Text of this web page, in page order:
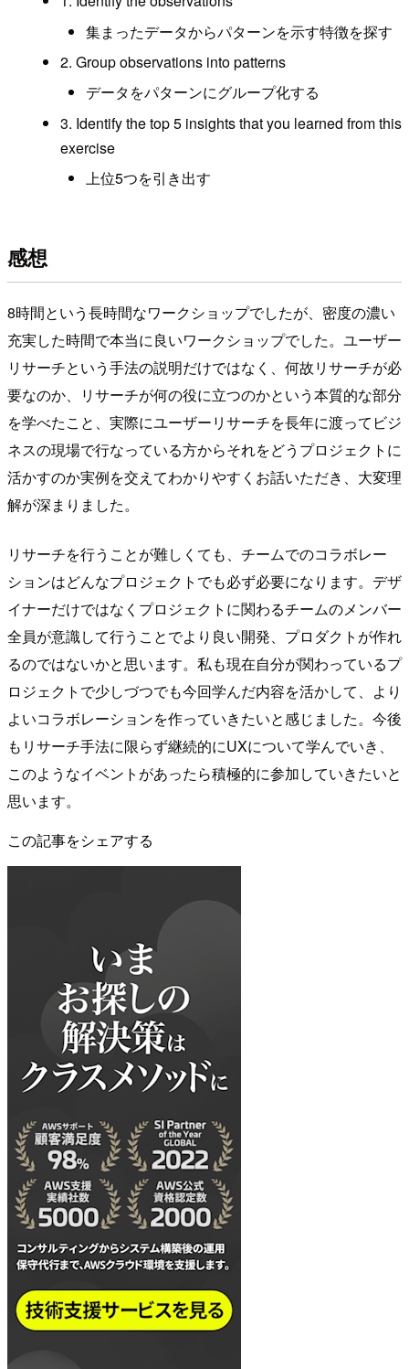
集まったデータからパターンを示す特徴を探す
2. Group observations into patterns
データをパターンにグループ化する
3. Identify the top 5 insights that you learned from this
exercise
上位5つを引き出す
感想
8時間という長時間なワークショップでしたが、密度の濃い
充実した時間で本当に良いワークショップでした。ユーザー
リサーチという手法の説明だけではなく、何故リサーチが必
要なのか、リサーチが何の役に立つのかという本質的な部分
を学べたこと、実際にユーザーリサーチを長年に渡ってビジ
ネスの現場で行なっている方からそれをどうプロジェクトに
活かすのか実例を交えてわかりやすくお話いただき、大変理
解が深まりました。
リサーチを行うことが難しくても、チームでのコラボレー
ションはどんなプロジェクトでも必ず必要になります。デザ
イナーだけではなくプロジェクトに関わるチームのメンバー
全員が意識して行うことでより良い開発、プロダクトが作れ
るのではないかと思います。私も現在自分が関わっているプ
ロジェクトで少しづつでも今回学んだ内容を活かして、より
よいコラボレーションを作っていきたいと感じました。今後
もリサーチ手法に限らず継続的にUXについて学んでいき、
このようなイベントがあったら積極的に参加していきたいと
思います。
この記事をシェアする